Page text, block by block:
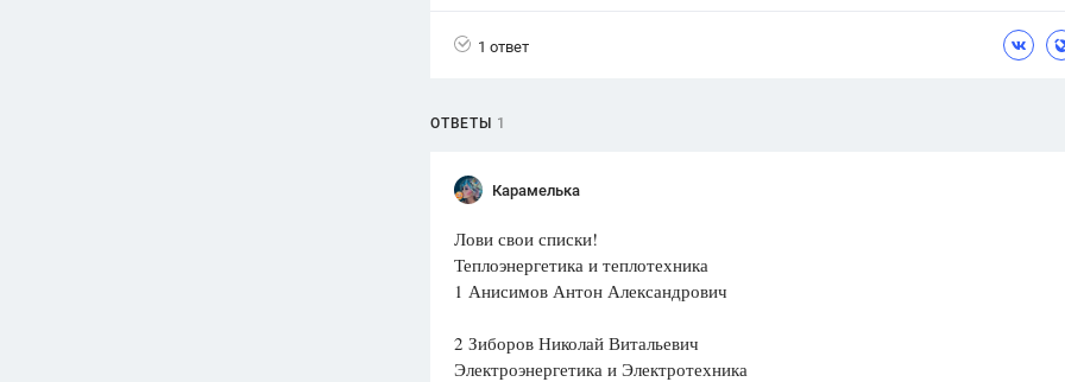
Вузы
82 ответа
Spotlight
1551 ответ
ГИА
ответов
1 ответ
ОТВЕТЫ 1
Карамелька
Лови свои списки!
Теплоэнергетика и теплотехника
1 Анисимов Антон Александрович
2 Зиборов Николай Витальевич
Электроэнергетика и Электротехника